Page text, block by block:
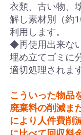
衣類、古い物、
解し素材別（約
利用します。
◆再使用出来な
埋め立てゴミに
適切処理されます
こういった物品
廃棄料の削減ま
により人件費削